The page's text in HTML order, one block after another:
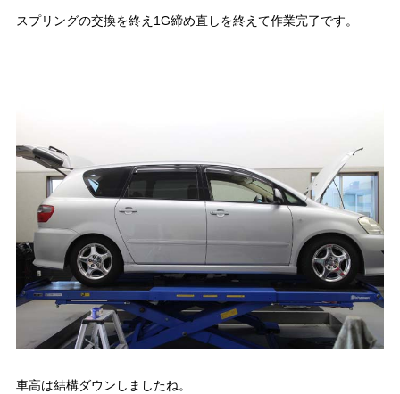
スプリングの交換を終え1G締め直しを終えて作業完了です。
車高は結構ダウンしましたね。